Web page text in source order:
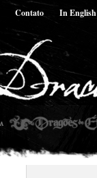
Contato In English